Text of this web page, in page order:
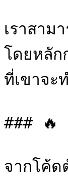
เราสา
โดยหลั
ที่เขาจะ
### 🔥
จากโค้ด